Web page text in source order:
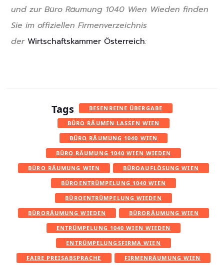
und zur Büro Räumung 1040 Wien Wieden finden
Sie im offiziellen Firmenverzeichnis
der Wirtschaftskammer Österreich:
Tags
BESENREINE ÜBERGABE
BÜRO RÄUMEN LASSEN WIEN
BÜRO RÄUMUNG 1040 WIEN
BÜRO RÄUMUNG 1040 WIEN WIEDEN
BÜRO RÄUMUNG WIEN
BÜROAUFLÖSUNG WIEN
BÜROENTRÜMPELUNG 1040 WIEN
BÜROENTRÜMPELUNG WIEDEN
BÜRORÄUMUNG WIEDEN
BÜRORÄUMUNG WIEN
ENTRÜMPELUNG 1040 WIEN WIEDEN
ENTRÜMPELUNGSFIRMA WIEN
FAIRE PREISABSPRACHE
FIRMENRÄUMUNG WIEN